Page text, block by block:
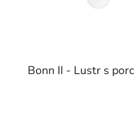
Bonn II - Lustr s